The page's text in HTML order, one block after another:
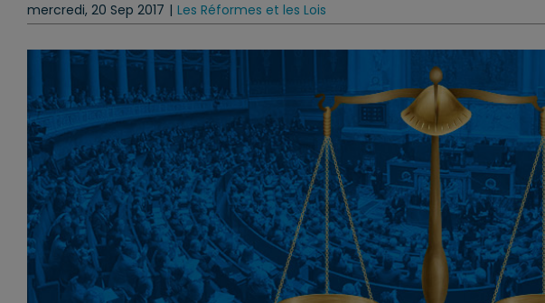
mercredi, 20 Sep 2017 | Les Réformes et les Lois